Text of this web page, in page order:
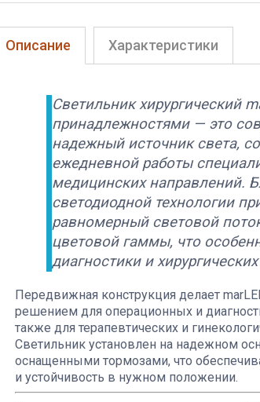
Описание
Светильник хирургический
принадлежностями — это
надежный источник света,
ежедневной работы
медицинских направлений.
светодиодной технологии
равномерный световой
цветовой гаммы, что
диагностики и
Передвижная конструкция делает
решением для операционных и
также для терапевтических и
Светильник установлен на надежном
оснащенными тормозами, что
и устойчивость в нужном положении.
Характеристики